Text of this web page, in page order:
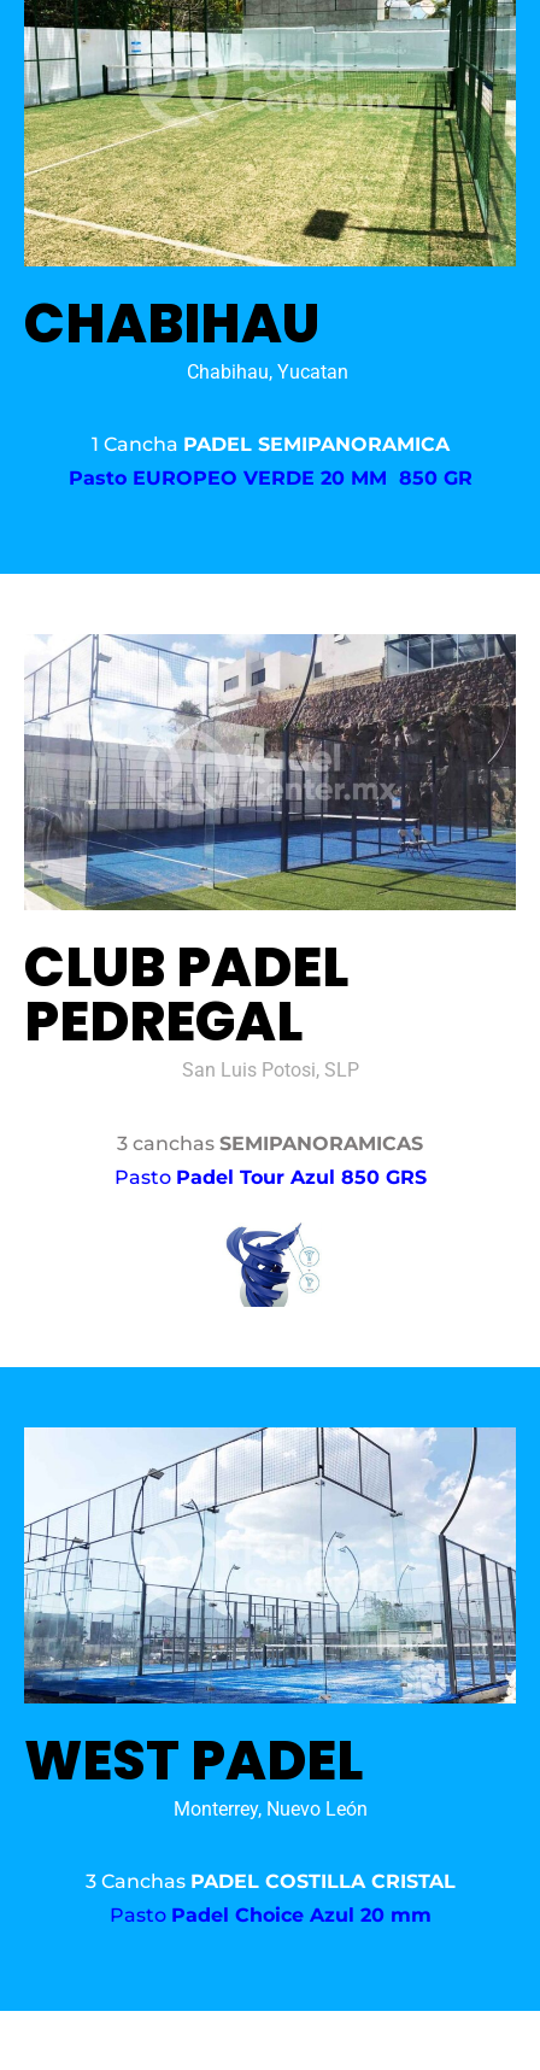
CHABIHAU
Chabihau, Yucatan
1 Cancha PADEL SEMIPANORAMICA
Pasto EUROPEO VERDE 20 MM 850 GR
CLUB PADEL
PEDREGAL
San Luis Potosi, SLP
3 canchas SEMIPANORAMICAS
Pasto Padel Tour Azul 850 GRS
WEST PADEL
Monterrey, Nuevo León
3 Canchas PADEL COSTILLA CRISTAL
Pasto Padel Choice Azul 20 mm